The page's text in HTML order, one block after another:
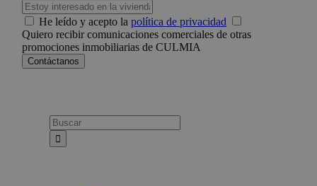
He leído y acepto lapolítica de privacidad
Quiero recibir comunicaciones comerciales de otras
promociones inmobiliarias de CULMIA
Busca: